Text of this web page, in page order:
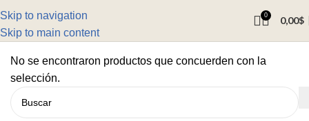
Skip to navigation
Skip to main content
0 0,00$
No se encontraron productos que concuerden con la
selección.